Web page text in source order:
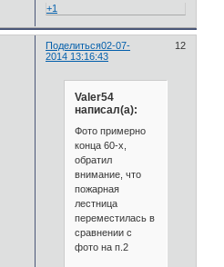
+1
Поделиться 12
02-07-
2014 13:16:43
Valer54
написал(а):
Фото примерно
конца 60-х,
обратил
внимание, что
пожарная
лестница
переместилась в
сравнении с
фото на п.2